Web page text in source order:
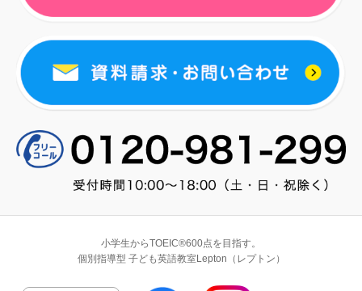
小学生からTOEIC®600点を目指す。
個別指導型 子ども英語教室Lepton（レプトン）